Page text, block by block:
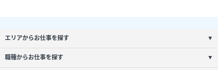
エリアからお仕事を探す ▼
職種からお仕事を探す ▼